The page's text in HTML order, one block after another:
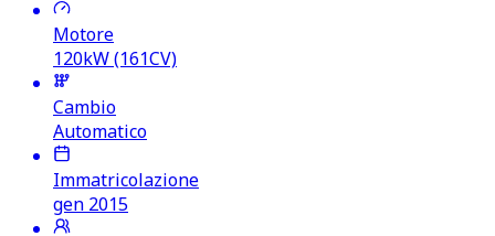
Motore
120kW (161CV)
Cambio
Automatico
Immatricolazione
gen 2015